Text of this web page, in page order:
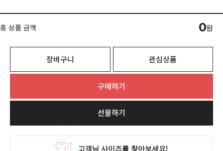
총 상품 금액 0원
장바구니 관심상품
구매하기
선물하기